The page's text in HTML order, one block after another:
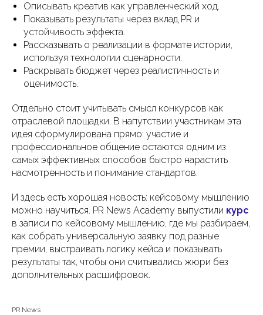
Описывать креатив как управленческий ход.
Показывать результаты через вклад PR и
устойчивость эффекта.
Рассказывать о реализации в формате истории,
используя технологии сценарности.
Раскрывать бюджет через реалистичность и
оценимость.
Отдельно стоит учитывать смысл конкурсов как
отраслевой площадки. В напутствии участникам эта
идея сформулирована прямо: участие и
профессиональное общение остаются одним из
самых эффективных способов быстро нарастить
насмотренность и понимание стандартов.
И здесь есть хорошая новость: кейсовому мышлению
можно научиться. PR News Academy выпустили курс
в записи по кейсовому мышлению, где мы разбираем,
как собрать универсальную заявку под разные
премии, выстраивать логику кейса и показывать
результаты так, чтобы они считывались жюри без
дополнительных расшифровок.
PR News